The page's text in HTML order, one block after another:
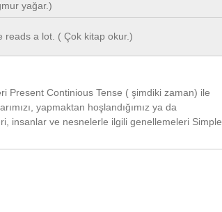
yağar.)
reads a lot. ( Çok kitap okur.)
Present Continious Tense ( şimdiki zaman) ile
yapmaktan hoşlandığımız ya da
insanlar ve nesnelerle ilgili genellemeleri Simple